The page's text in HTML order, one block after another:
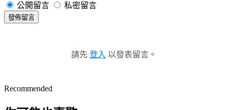
公開留言 私密留言
發佈留言
請先 登入 以發表留言。
Recommended